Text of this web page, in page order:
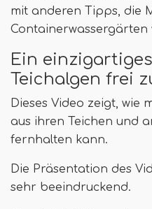
mit anderen Tipps, die
Containerwassergärten
Ein einzigartiges
Teichalgen frei
Dieses Video zeigt, wie
aus ihren Teichen und
fernhalten kann.
Die Präsentation des
sehr beeindruckend.